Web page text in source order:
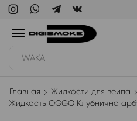
WAKA
Главная Жидкости для вейпа
Жидкость OGGO Клубнично